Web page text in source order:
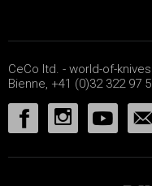
CeCo ltd. - world-of-
Bienne, +41 (0)32 322 97